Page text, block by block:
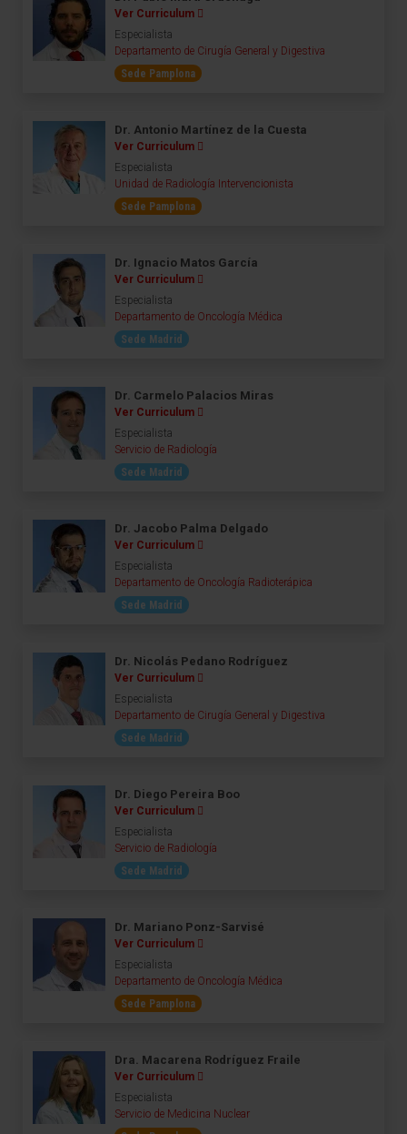
Ver Curriculum
Especialista
Departamento de Cirugía General y Digestiva
Sede Pamplona
Dr. Antonio Martínez de la Cuesta
Ver Curriculum
Especialista
Unidad de Radiología Intervencionista
Sede Pamplona
Dr. Ignacio Matos García
Ver Curriculum
Especialista
Departamento de Oncología Médica
Sede Madrid
Dr. Carmelo Palacios Miras
Ver Curriculum
Especialista
Servicio de Radiología
Sede Madrid
Dr. Jacobo Palma Delgado
Ver Curriculum
Especialista
Departamento de Oncología Radioterápica
Sede Madrid
Dr. Nicolás Pedano Rodríguez
Ver Curriculum
Especialista
Departamento de Cirugía General y Digestiva
Sede Madrid
Dr. Diego Pereira Boo
Ver Curriculum
Especialista
Servicio de Radiología
Sede Madrid
Dr. Mariano Ponz-Sarvisé
Ver Curriculum
Especialista
Departamento de Oncología Médica
Sede Pamplona
Dra. Macarena Rodríguez Fraile
Ver Curriculum
Especialista
Servicio de Medicina Nuclear